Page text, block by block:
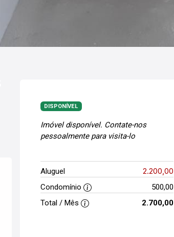
DISPONÍVEL
Imóvel disponível. Contate-nos
pessoalmente para visita-lo
Aluguel 2.200,00
Condomínio
500,00
Total / Mês
2.700,00